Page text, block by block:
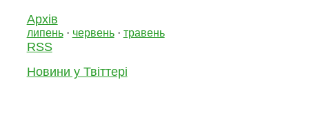
Архів
липень· червень· травень
RSS
Новини у Твіттері